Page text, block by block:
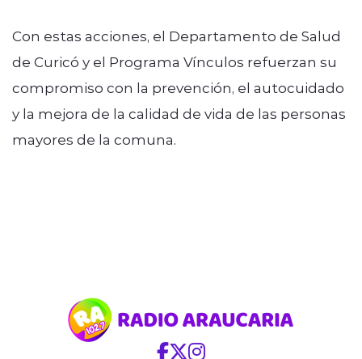
Con estas acciones, el Departamento de Salud
de Curicó y el Programa Vínculos refuerzan su
compromiso con la prevención, el autocuidado
y la mejora de la calidad de vida de las personas
mayores de la comuna.